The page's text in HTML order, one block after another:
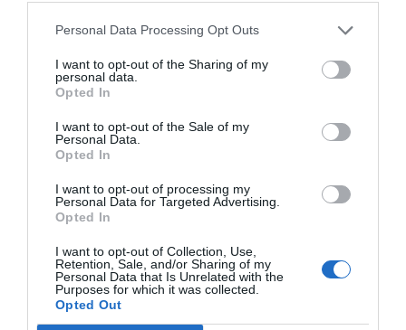
Personal Data Processing Opt Outs
I want to opt-out of the Sharing of my
personal data.
Opted In
I want to opt-out of the Sale of my
Personal Data.
Opted In
I want to opt-out of processing my
Personal Data for Targeted Advertising.
Opted In
I want to opt-out of Collection, Use,
Retention, Sale, and/or Sharing of my
Personal Data that Is Unrelated with the
Purposes for which it was collected.
Opted Out